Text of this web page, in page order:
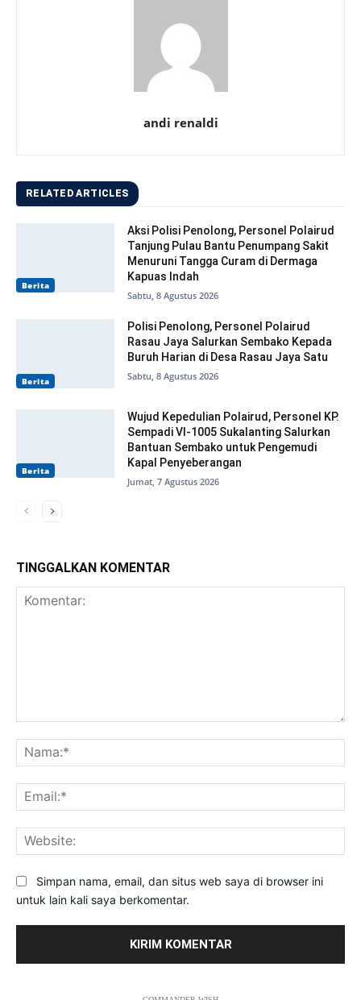
andi renaldi
RELATED ARTICLES
Berita
Aksi Polisi Penolong, Personel Polairud
Tanjung Pulau Bantu Penumpang Sakit
Menuruni Tangga Curam di Dermaga
Kapuas Indah
Sabtu, 8 Agustus 2026
Berita
Polisi Penolong, Personel Polairud
Rasau Jaya Salurkan Sembako Kepada
Buruh Harian di Desa Rasau Jaya Satu
Sabtu, 8 Agustus 2026
Berita
Wujud Kepedulian Polairud, Personel KP.
Sempadi VI-1005 Sukalanting Salurkan
Bantuan Sembako untuk Pengemudi
Kapal Penyeberangan
Jumat, 7 Agustus 2026
TINGGALKAN KOMENTAR
Simpan nama, email, dan situs web saya di browser ini
untuk lain kali saya berkomentar.